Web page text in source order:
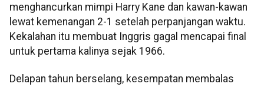
menghancurkan mimpi Harry Kane dan kawan-kawan
lewat kemenangan 2-1 setelah perpanjangan waktu.
Kekalahan itu membuat Inggris gagal mencapai final
untuk pertama kalinya sejak 1966.
Delapan tahun berselang, kesempatan membalas